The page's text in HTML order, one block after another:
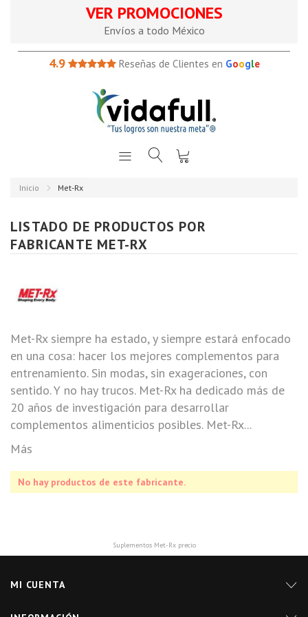
VER PROMOCIONES
Envíos a todo México
4.9 Reseñas de Clientes en Google
Inicio Met-Rx
LISTADO DE PRODUCTOS POR
FABRICANTE MET-RX
Met-Rx siempre ha estado, y siempre estará enfocado
en una cosa: hacer los mejores complementos para
entrenamiento. Sin modas, sin exageraciones, con
sentido. Y no hay trucos. Met-Rx ha dedicado más de
20 años de investigación para desarrollar
complementos alimenticios posibles. Met-Rx...
Más
No hay productos de este fabricante.
Suplementos Met-Rx precio
MI CUENTA